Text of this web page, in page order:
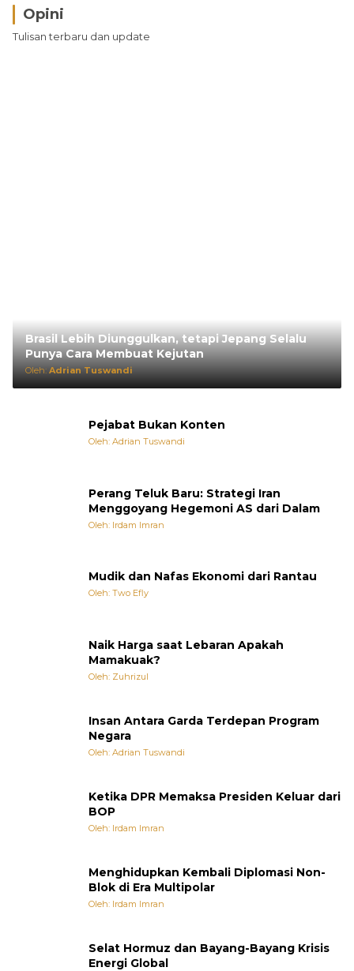
Opini
Tulisan terbaru dan update
Brasil Lebih Diunggulkan, tetapi Jepang Selalu
Punya Cara Membuat Kejutan
Oleh: Adrian Tuswandi
Pejabat Bukan Konten
Oleh: Adrian Tuswandi
Perang Teluk Baru: Strategi Iran
Menggoyang Hegemoni AS dari Dalam
Oleh: Irdam Imran
Mudik dan Nafas Ekonomi dari Rantau
Oleh: Two Efly
Naik Harga saat Lebaran Apakah
Mamakuak?
Oleh: Zuhrizul
Insan Antara Garda Terdepan Program
Negara
Oleh: Adrian Tuswandi
Ketika DPR Memaksa Presiden Keluar dari
BOP
Oleh: Irdam Imran
Menghidupkan Kembali Diplomasi Non-
Blok di Era Multipolar
Oleh: Irdam Imran
Selat Hormuz dan Bayang-Bayang Krisis
Energi Global